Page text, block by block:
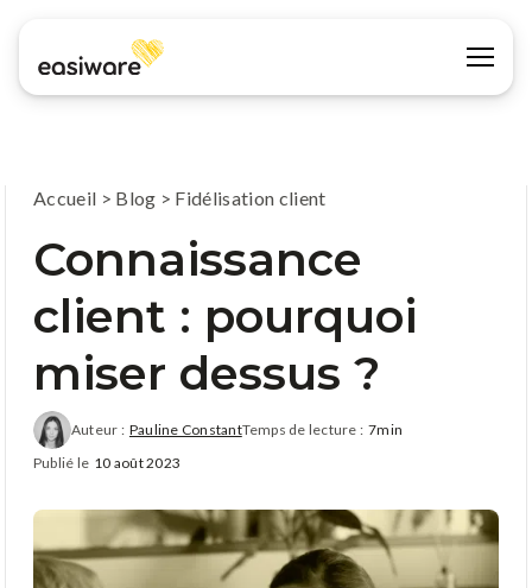
Accueil > Blog > Fidélisation client
Connaissance
client : pourquoi
miser dessus ?
Auteur : Pauline ConstantTemps de lecture : 7min
Publié le 10 août 2023